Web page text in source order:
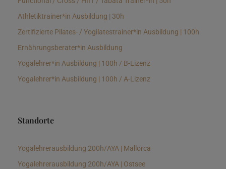
Athletiktrainer*in Ausbildung | 30h
Zertifizierte Pilates- / Yogilatestrainer*in Ausbildung | 100h
Ernährungsberater*in Ausbildung
Yogalehrer*in Ausbildung | 100h / B-Lizenz
Yogalehrer*in Ausbildung | 100h / A-Lizenz
Standorte
Yogalehrerausbildung 200h/AYA | Mallorca
Yogalehrerausbildung 200h/AYA | Ostsee